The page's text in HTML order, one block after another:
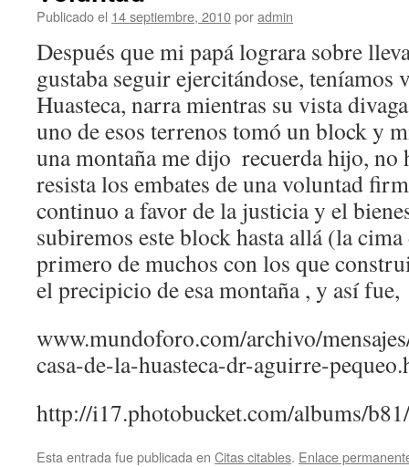
Publicado el 14 septiembre, 2010poradmin
Después que mi papá lograra sobre
gustaba seguir ejercitándose, teníamos
Huasteca, narra mientras su vista
uno de esos terrenos tomó un block y
una montaña me dijo  recuerda hijo,
resista los embates de una voluntad
continuo a favor de la justicia y el
subiremos este block hasta allá (la
primero de muchos con los que
el precipicio de esa montaña , y así fue,
www.mundoforo.com/archivo/
casa-de-la-huasteca-dr-aguirre-
http://i17.photobucket.com/albums/
Esta entrada fue publicada en Citas citables. Enlace